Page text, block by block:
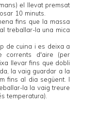
el llevat premsat
10 minuts.
fins que la massa
treballar-la una mica
de cuina i es deixa a
corrents d'aire (per
llevar fins que dobli
la vaig guardar a la
fins al dia següent. I
la la vaig treure
temperatura).